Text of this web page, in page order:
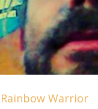
Rainbow Warrior